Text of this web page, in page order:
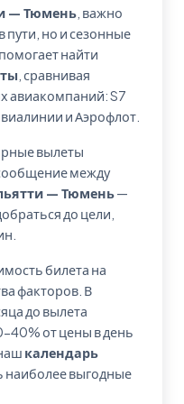
— Тюмень , важно
пути, но и сезонные
найти
, сравнивая
авиакомпаний: S7
и Аэрофлот.
вылеты
между
— Тюмень—
до цели,
билета на
факторов. В
до вылета
40% от цены в день
календарь
наиболее выгодные